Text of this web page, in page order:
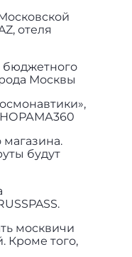
отеля
бюджетного
Москвы
магазина.
будут
москвичи
Кроме того,